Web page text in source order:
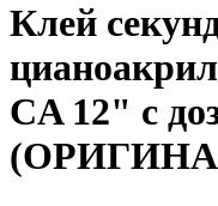
Клей
CA 12" с